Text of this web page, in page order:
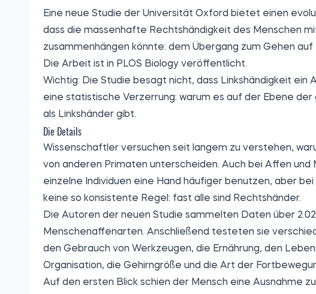
Eine neue Studie der Universität Oxford bietet einen
dass die massenhafte Rechtshändigkeit des Menschen
zusammenhängen könnte: dem Übergang zum Gehen
Die Arbeit ist in PLOS Biology veröffentlicht.
Wichtig: Die Studie besagt nicht, dass Linkshändigkeit ein
eine statistische Verzerrung: warum es auf der Ebene
als Linkshänder gibt.
Die Details
Wissenschaftler versuchen seit langem zu verstehen,
von anderen Primaten unterscheiden. Auch bei Affen und
einzelne Individuen eine Hand häufiger benutzen, aber
keine so konsistente Regel: fast alle sind Rechtshänder.
Die Autoren der neuen Studie sammelten Daten über
Menschenaffenarten. Anschließend testeten sie
den Gebrauch von Werkzeugen, die Ernährung, den
Organisation, die Gehirngröße und die Art der
Auf den ersten Blick schien der Mensch eine Ausnahme